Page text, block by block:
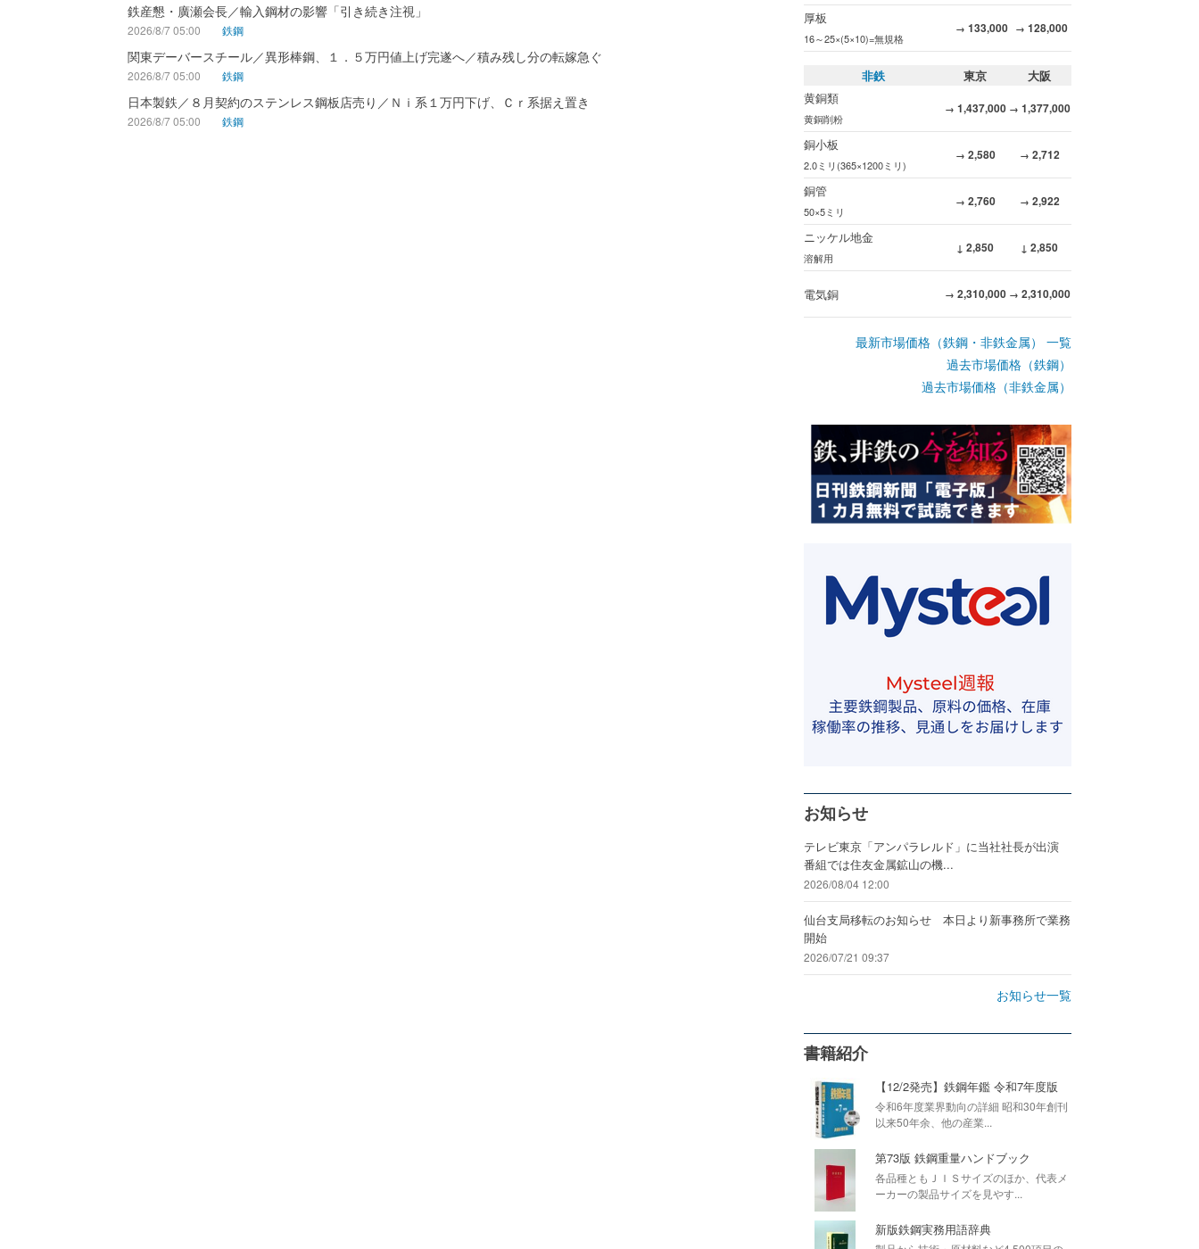
鉄産懇・廣瀬会長／輸入鋼材の影響「引き続き注視」
2026/8/7 05:00 鉄鋼
関東デーバースチール／異形棒鋼、１．５万円値上げ完遂へ／積み残し分の転嫁急ぐ
2026/8/7 05:00 鉄鋼
日本製鉄／８月契約のステンレス鋼板店売り／Ｎｉ系１万円下げ、Ｃｒ系据え置き
2026/8/7 05:00 鉄鋼
厚板
16～25×(5×10)=無規格
→ 133,000 → 128,000
非鉄 東京
大阪
黄銅類
黄銅削粉
→ 1,437,000 → 1,377,000
銅小板
2.0ミリ(365×1200ミリ)
→ 2,580 → 2,712
銅管
50×5ミリ
→ 2,760 → 2,922
ニッケル地金
溶解用
↓ 2,850 ↓ 2,850
電気銅 → 2,310,000 → 2,310,000
最新市場価格（鉄鋼・非鉄金属） 一覧
過去市場価格（鉄鋼）
過去市場価格（非鉄金属）
お知らせ
テレビ東京「アンパラレルド」に当社社長が出演
番組では住友金属鉱山の機...
2026/08/04 12:00
仙台支局移転のお知らせ 本日より新事務所で業務
開始
2026/07/21 09:37
お知らせ一覧
書籍紹介
【12/2発売】鉄鋼年鑑 令和7年度版
令和6年度業界動向の詳細 昭和30年創刊
以来50年余、他の産業...
第73版 鉄鋼重量ハンドブック
各品種ともＪＩＳサイズのほか、代表メ
ーカーの製品サイズを見やす...
新版鉄鋼実務用語辞典